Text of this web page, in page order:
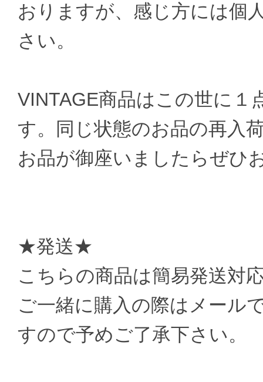
おりますが、感じ方には個
さい。
VINTAGE商品はこの世に１
す。同じ状態のお品の再入
お品が御座いましたらぜひ
★発送★
こちらの商品は簡易発送対
ご一緒に購入の際はメール
すので予めご了承下さい。